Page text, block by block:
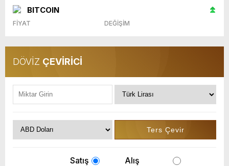
BITCOIN
FİYAT DEĞİŞİM
DÖVİZ ÇEVİRİCİ
Satış Alış